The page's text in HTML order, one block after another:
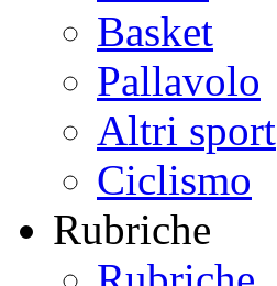
Basket
Pallavolo
Altri sport
Ciclismo
Rubriche